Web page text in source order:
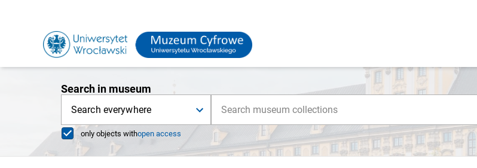
Search in museum
Search everywhere
only objects withopen access